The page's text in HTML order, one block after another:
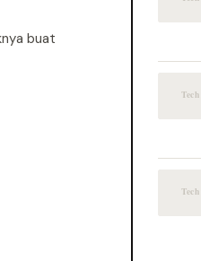
buat